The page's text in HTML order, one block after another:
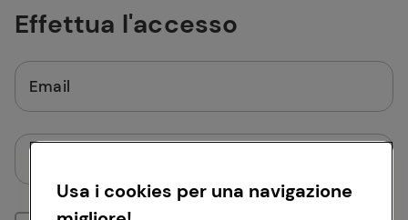
Effettua l'accesso
Email
Usa i cookies per una navigazione